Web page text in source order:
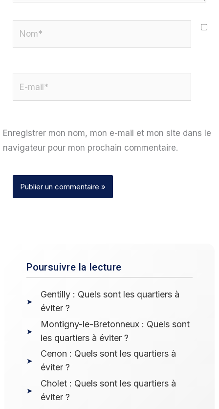
Enregistrer mon nom, mon e-mail et mon site dans le
navigateur pour mon prochain commentaire.
Poursuivre la lecture
Gentilly : Quels sont les quartiers à
éviter ?
Montigny-le-Bretonneux : Quels sont
les quartiers à éviter ?
Cenon : Quels sont les quartiers à
éviter ?
Cholet : Quels sont les quartiers à
éviter ?